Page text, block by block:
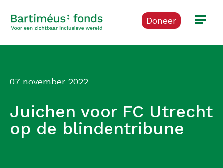
Doneer
Juichen voor FC Utrecht
op de blindentribune
07 november 2022